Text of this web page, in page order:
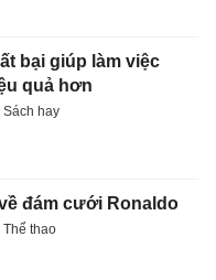
bại giúp làm việc
quả hơn
Sách hay
đám cưới Ronaldo
Thể thao